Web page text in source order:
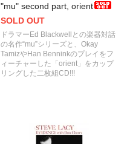
"mu" second part, orient
SOLD OUT
ドラマーEd Blackwellとの楽器対話
の名作“mu”シリーズと、Okay
TamizやHan Benninkのプレイをフ
ィーチャーした「orient」をカップ
リングした二枚組CD!!!